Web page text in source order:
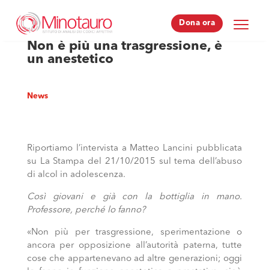
Dona ora
Dona ora
Non è più una trasgressione, è
un anestetico
News
Riportiamo l’intervista a Matteo Lancini pubblicata
su La Stampa del 21/10/2015 sul tema dell’abuso
di alcol in adolescenza.
Così giovani e già con la bottiglia in mano.
Professore, perché lo fanno?
«Non più per trasgressione, sperimentazione o
ancora per opposizione all’autorità paterna, tutte
cose che appartenevano ad altre generazioni; oggi